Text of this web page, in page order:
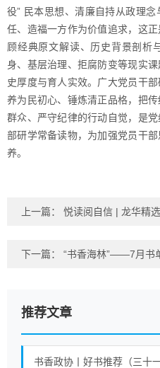
役” 民本思想、清廉自持从政理
任、造福一方作为价值追求，这
顾经典原文解读、历史背景剖析
身、基层治理、拒腐防变等现实
史厚度与育人实效。广大党员干
养为民初心、锤炼清正品格，把
群众、严守纪律的行动自觉，是
部研学常备读物，为加强党员干
养。
上一篇： 悦读阅自信 | 龙华精
下一篇： “书香海林”——7月书
推荐文章
书香政协丨好书推荐（三十一